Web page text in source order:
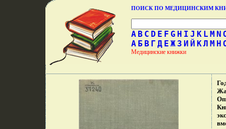
ПОИСК ПО МЕДИЦИНСКИМ
A B C D E F G H I J K L M N
А Б В Г Д Е Ж З И Й КЛ М Н
Медицинские книжки